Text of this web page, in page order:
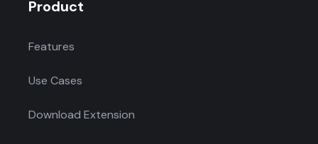
Product
Features
Use Cases
Download Extension